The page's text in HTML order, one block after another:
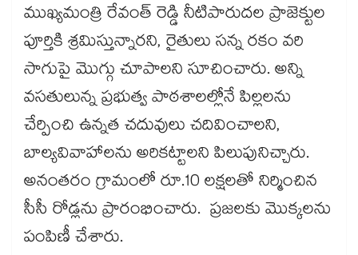
ముఖ్యమంత్రి రేవంత్ రెడ్డి నీటిపారుదల ప్రాజెక్టుల
పూర్తికి శ్రమిస్తున్నారని, రైతులు సన్న రకం వరి
సాగుపై మొగ్గు చూపాలని సూచించారు. అన్ని
వసతులున్న ప్రభుత్వ పాఠశాలల్లోనే పిల్లలను
చేర్పించి ఉన్నత చదువులు చదివించాలని,
బాల్యవివాహాలను అరికట్టాలని పిలుపునిచ్చారు.
అనంతరం గ్రామంలో రూ.10 లక్షలతో నిర్మించిన
సీసీ రోడ్లను ప్రారంభించారు. ప్రజలకు మొక్కలను
పంపిణీ చేశారు.